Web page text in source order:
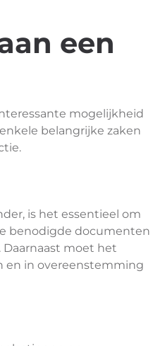
een
mogelijkheid
belangrijke zaken
is het essentieel om
benodigde documenten
moet het
en in overeenstemming